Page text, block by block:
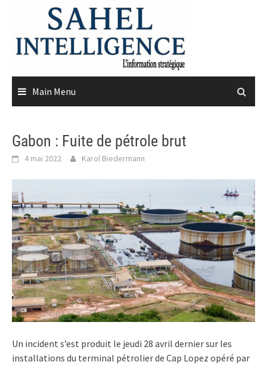
content
Main Menu
Gabon : Fuite de pétrole brut
4 mai 2022 Karol Biedermann
Un incident s’est produit le jeudi 28 avril dernier sur les
installations du terminal pétrolier de Cap Lopez opéré par